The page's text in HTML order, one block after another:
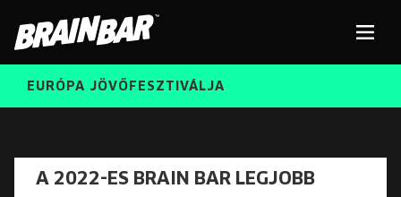
BarEURÓPA JÖVŐFESZTIVÁLJA
A 2022-ES BRAIN BAR LEGJOBB